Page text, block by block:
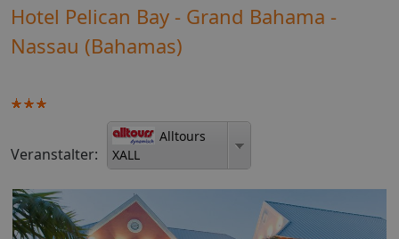
Hotel Pelican Bay - Grand Bahama -
Nassau (Bahamas)
Veranstalter:
Alltours
XALL